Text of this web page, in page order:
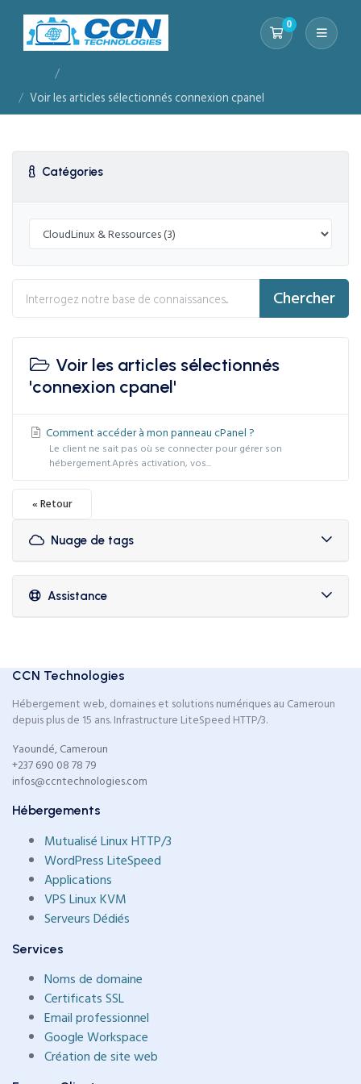
0
Votre panier
Voir les articles sélectionnés connexion cpanel
Catégories
Chercher
Voir les articles sélectionnés
'connexion cpanel'
Comment accéder à mon panneau cPanel ?
Le client ne sait pas où se connecter pour gérer son
hébergement.Après activation, vos...
« Retour
Nuage de tags
Assistance
CCN Technologies
Hébergement web, domaines et solutions numériques au Cameroun
depuis plus de 15 ans. Infrastructure LiteSpeed HTTP/3.
Yaoundé, Cameroun
+237 690 08 78 79
infos@ccntechnologies.com
Hébergements
Mutualisé Linux HTTP/3
WordPress LiteSpeed
Applications
VPS Linux KVM
Serveurs Dédiés
Services
Noms de domaine
Certificats SSL
Email professionnel
Google Workspace
Création de site web